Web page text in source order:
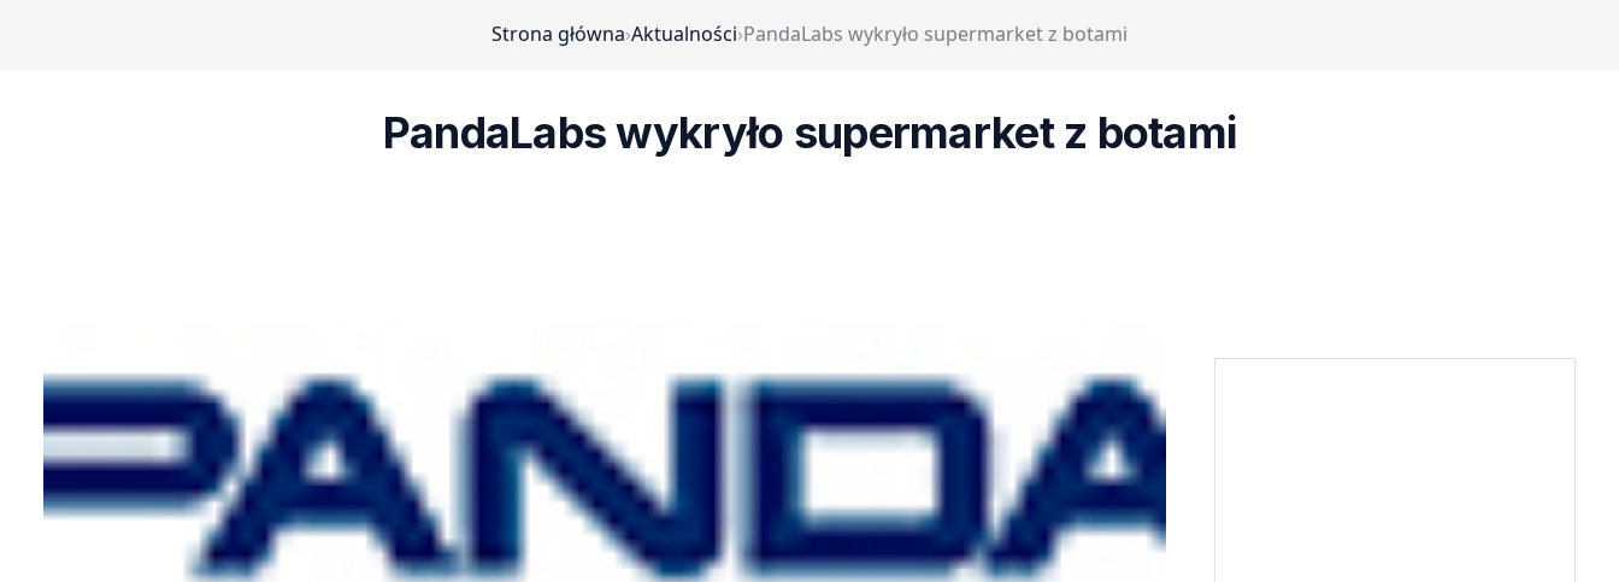
Strona główna›Aktualności›PandaLabs wykryło supermarket z botami
PandaLabs wykryło supermarket z botami